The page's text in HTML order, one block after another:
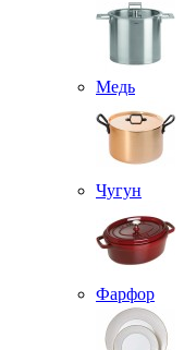
Медь
Чугун
Фарфор